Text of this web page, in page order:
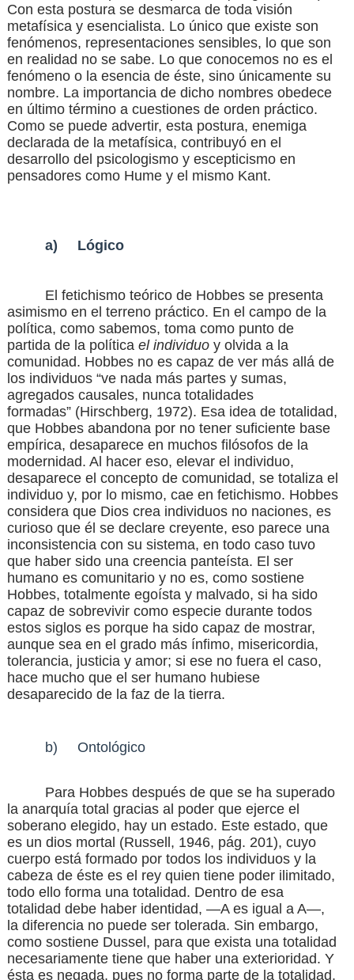
Con esta postura se desmarca de toda visión
metafísica y esencialista. Lo único que existe son
fenómenos, representaciones sensibles, lo que son
en realidad no se sabe. Lo que conocemos no es el
fenómeno o la esencia de éste, sino únicamente su
nombre. La importancia de dicho nombres obedece
en último término a cuestiones de orden práctico.
Como se puede advertir, esta postura, enemiga
declarada de la metafísica, contribuyó en el
desarrollo del psicologismo y escepticismo en
pensadores como Hume y el mismo Kant.
a) Lógico
El fetichismo teórico de Hobbes se presenta
asimismo en el terreno práctico. En el campo de la
política, como sabemos, toma como punto de
partida de la política el individuoy olvida a la
comunidad. Hobbes no es capaz de ver más allá de
los individuos “ve nada más partes y sumas,
agregados causales, nunca totalidades
formadas” (Hirschberg, 1972). Esa idea de totalidad,
que Hobbes abandona por no tener suficiente base
empírica, desaparece en muchos filósofos de la
modernidad. Al hacer eso, elevar el individuo,
desaparece el concepto de comunidad, se totaliza el
individuo y, por lo mismo, cae en fetichismo. Hobbes
considera que Dios crea individuos no naciones, es
curioso que él se declare creyente, eso parece una
inconsistencia con su sistema, en todo caso tuvo
que haber sido una creencia panteísta. El ser
humano es comunitario y no es, como sostiene
Hobbes, totalmente egoísta y malvado, si ha sido
capaz de sobrevivir como especie durante todos
estos siglos es porque ha sido capaz de mostrar,
aunque sea en el grado más ínfimo, misericordia,
tolerancia, justicia y amor; si ese no fuera el caso,
hace mucho que el ser humano hubiese
desaparecido de la faz de la tierra.
b) Ontológico
Para Hobbes después de que se ha superado
la anarquía total gracias al poder que ejerce el
soberano elegido, hay un estado. Este estado, que
es un dios mortal (Russell, 1946, pág. 201), cuyo
cuerpo está formado por todos los individuos y la
cabeza de éste es el rey quien tiene poder ilimitado,
todo ello forma una totalidad. Dentro de esa
totalidad debe haber identidad, —A es igual a A—,
la diferencia no puede ser tolerada. Sin embargo,
como sostiene Dussel, para que exista una totalidad
necesariamente tiene que haber una exterioridad. Y
ésta es negada, pues no forma parte de la totalidad.